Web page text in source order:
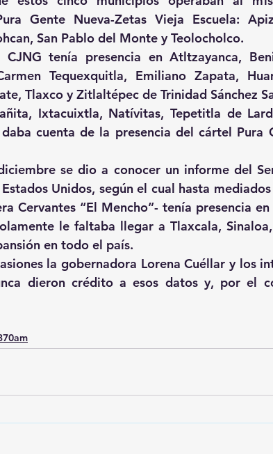
Gente Nueva-Zetas Vieja Escuela:
San Pablo del Monte y Teolocholco.
tenía presencia en Atltzayanca,
Tequexquitla, Emiliano Zapata,
Tlaxco y Zitlaltépec de Trinidad Sánchez
Ixtacuixtla, Natívitas, Tepetitla de
cuenta de la presencia del cártel Pura
se dio a conocer un informe del
Unidos, según el cual hasta
Cervantes “El Mencho”- tenía presencia
le faltaba llegar a Tlaxcala,
en todo el país.
la gobernadora Lorena Cuéllar y los
dieron crédito a esos datos y, por el